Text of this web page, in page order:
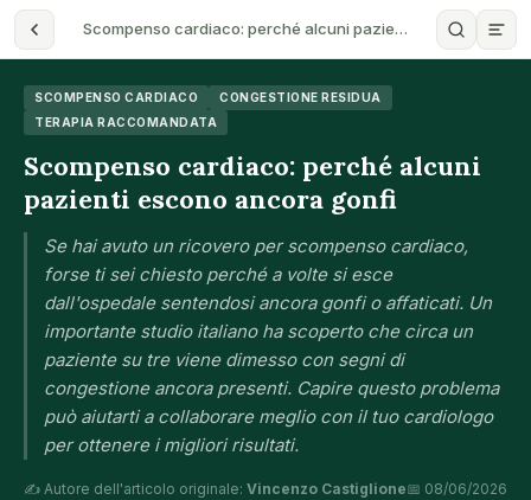
Scompenso cardiaco: perché alcuni pazie…
SCOMPENSO CARDIACO
CONGESTIONE RESIDUA
TERAPIA RACCOMANDATA
Scompenso cardiaco: perché alcuni
pazienti escono ancora gonfi
Se hai avuto un ricovero per scompenso cardiaco,
forse ti sei chiesto perché a volte si esce
dall'ospedale sentendosi ancora gonfi o affaticati. Un
importante studio italiano ha scoperto che circa un
paziente su tre viene dimesso con segni di
congestione ancora presenti. Capire questo problema
può aiutarti a collaborare meglio con il tuo cardiologo
per ottenere i migliori risultati.
✍️ Autore dell'articolo originale: Vincenzo Castiglione📅 08/06/2026